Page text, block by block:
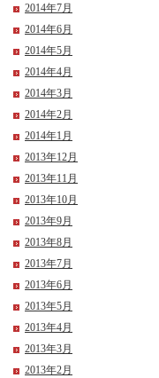
2014年7月
2014年6月
2014年5月
2014年4月
2014年3月
2014年2月
2014年1月
2013年12月
2013年11月
2013年10月
2013年9月
2013年8月
2013年7月
2013年6月
2013年5月
2013年4月
2013年3月
2013年2月